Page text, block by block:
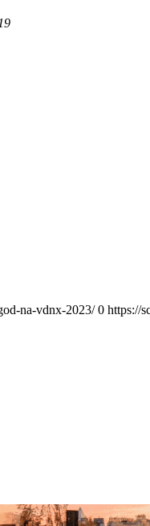
na-vdnx-2023/ 0 https://